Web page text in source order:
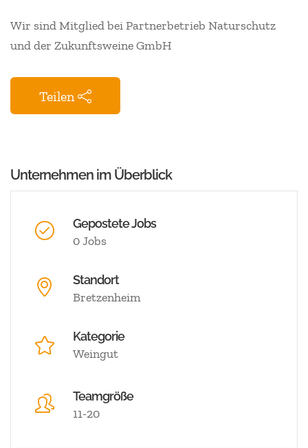
Wir sind Mitglied bei Partnerbetrieb Naturschutz
und der Zukunftsweine GmbH
Teilen
Unternehmen im Überblick
Gepostete Jobs
0 Jobs
Standort
Bretzenheim
Kategorie
Weingut
Teamgröße
11-20